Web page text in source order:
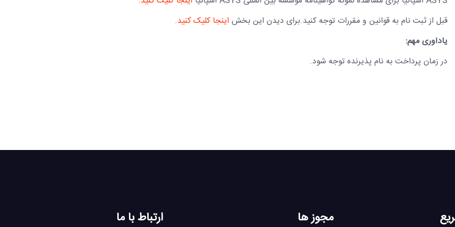
قبل از ثبت نام به قوانین و مقررات توجه کنید.برای دیدن این بخش اینجا کلیک کنید.
یادآوری مهم:
در زمان پرداخت به نام پذیرنده توجه شود.
مجوز ها ارتباط با ما